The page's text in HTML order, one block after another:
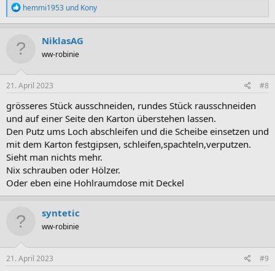
R
e
a
t
n
e
:
hemmi1953 und Kony
NiklasAG
ww-robinie
21. April 2023 #8
grösseres Stück ausschneiden, rundes Stück rausschneiden
und auf einer Seite den Karton überstehen lassen.
Den Putz ums Loch abschleifen und die Scheibe einsetzen und
mit dem Karton festgipsen, schleifen,spachteln,verputzen.
Sieht man nichts mehr.
Nix schrauben oder Hölzer.
Oder eben eine Hohlraumdose mit Deckel
syntetic
ww-robinie
21. April 2023 #9